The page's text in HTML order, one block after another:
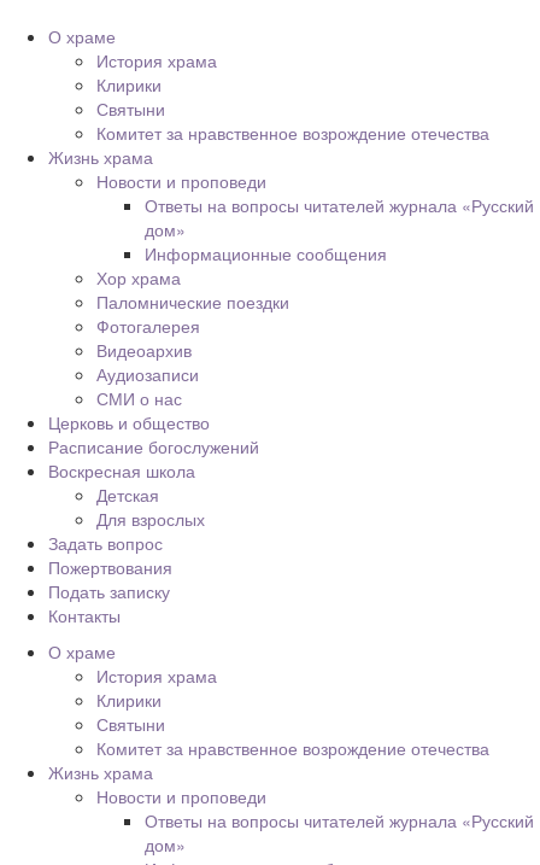
О храме
История храма
Клирики
Святыни
Комитет за нравственное возрождение отечества
Жизнь храма
Новости и проповеди
Ответы на вопросы читателей журнала «Русский
дом»
Информационные сообщения
Хор храма
Паломнические поездки
Фотогалерея
Видеоархив
Аудиозаписи
СМИ о нас
Церковь и общество
Расписание богослужений
Воскресная школа
Детская
Для взрослых
Задать вопрос
Пожертвования
Подать записку
Контакты
О храме
История храма
Клирики
Святыни
Комитет за нравственное возрождение отечества
Жизнь храма
Новости и проповеди
Ответы на вопросы читателей журнала «Русский
дом»